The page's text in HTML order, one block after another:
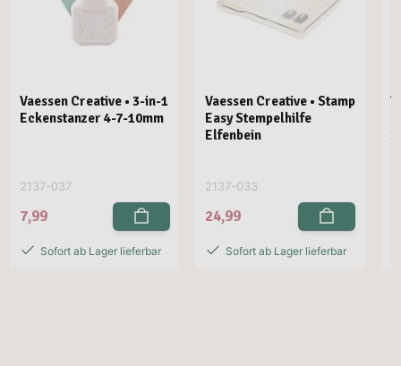
Vaessen Creative • 3-in-1
Eckenstanzer 4-7-10mm
2137-037
7,99
Sofort ab Lager lieferbar
Vaessen Creative • Stamp
Easy Stempelhilfe
Elfenbein
2137-033
24,99
Sofort ab Lager lieferbar